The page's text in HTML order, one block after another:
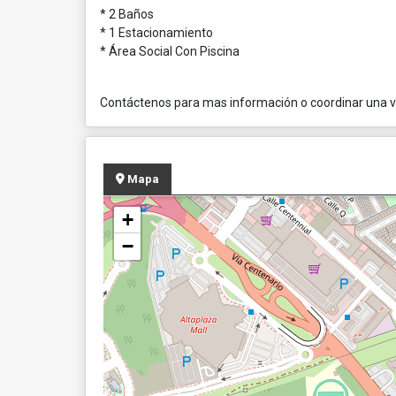
* 2 Baños
* 1 Estacionamiento
* Área Social Con Piscina
Contáctenos para mas información o coordinar una
Mapa
+
−